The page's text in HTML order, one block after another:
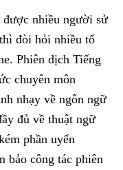
nhiều người sử
đòi hỏi nhiều tố
Phiên dịch Tiếng
chuyên môn
nhạy về ngôn ngữ
đủ về thuật ngữ
phần uyển
bảo công tác phiên